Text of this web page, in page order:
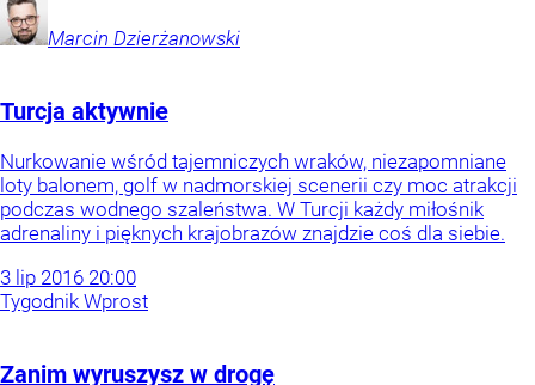
Marcin Dzierżanowski
Turcja aktywnie
Nurkowanie wśród tajemniczych wraków, niezapomniane
loty balonem, golf w nadmorskiej scenerii czy moc atrakcji
podczas wodnego szaleństwa. W Turcji każdy miłośnik
adrenaliny i pięknych krajobrazów znajdzie coś dla siebie.
3 lip 2016 20:00
Tygodnik Wprost
Zanim wyruszysz w drogę